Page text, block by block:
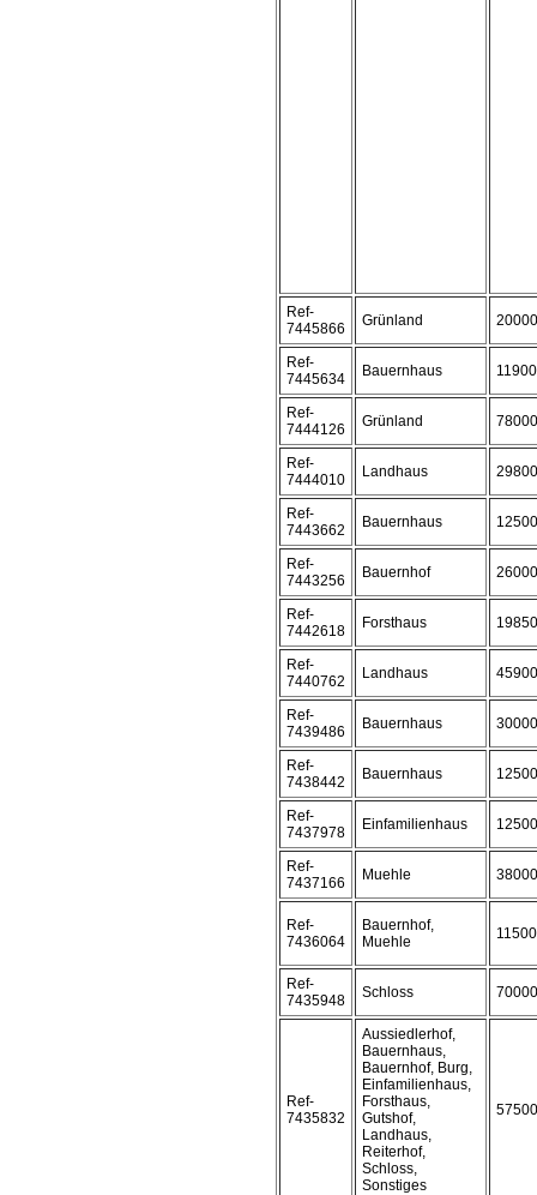
Ref-
7445866
Grünland 20000
Ref-
7445634
Bauernhaus
Ref-
7444126
Grünland 78000
Ref-
7444010
Landhaus
Ref-
7443662
Bauernhaus
Ref-
7443256
Bauernhof
Ref-
7442618
Forsthaus
Ref-
7440762
Landhaus
Ref-
7439486
Bauernhaus 30000
Ref-
7438442
Bauernhaus
Ref-
7437978
Einfamilienhaus
Ref-
7437166
Muehle
Ref-
7436064
Bauernhof,
Muehle
Ref-
7435948
Schloss
Ref-
7435832
Aussiedlerhof,
Bauernhaus,
Bauernhof, Burg,
Einfamilienhaus,
Forsthaus,
Gutshof,
Landhaus,
Reiterhof,
Schloss,
Sonstiges